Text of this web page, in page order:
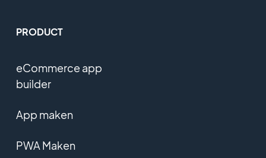
PRODUCT
eCommerce app
builder
App maken
PWA Maken